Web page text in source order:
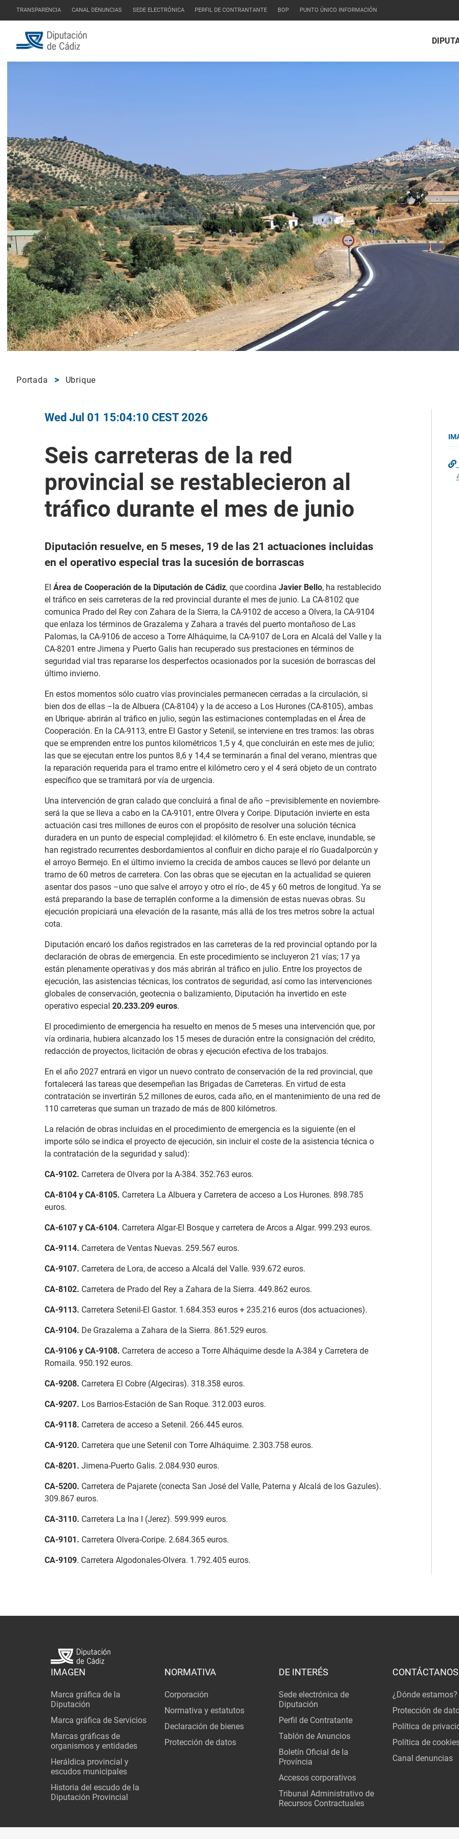
TRANSPARENCIA CANAL DENUNCIAS SEDE ELECTRÓNICA PERFIL DE CONTRANTANTE BOP PUNTO ÚNICO INFORMACIÓN
Portada Ubrique
Wed Jul 01 15:04:10 CEST 2026
Seis carreteras de la red
provincial se restablecieron al
tráfico durante el mes de junio
Diputación resuelve, en 5 meses, 19 de las 21 actuaciones incluidas
en el operativo especial tras la sucesión de borrascas
El Área de Cooperación de la Diputación de Cádiz, que coordina Javier Bello, ha restablecido
el tráfico en seis carreteras de la red provincial durante el mes de junio. La CA-8102 que
comunica Prado del Rey con Zahara de la Sierra, la CA-9102 de acceso a Olvera, la CA-9104
que enlaza los términos de Grazalema y Zahara a través del puerto montañoso de Las
Palomas, la CA-9106 de acceso a Torre Alháquime, la CA-9107 de Lora en Alcalá del Valle y la
CA-8201 entre Jimena y Puerto Galis han recuperado sus prestaciones en términos de
seguridad vial tras repararse los desperfectos ocasionados por la sucesión de borrascas del
último invierno.
En estos momentos sólo cuatro vías provinciales permanecen cerradas a la circulación, si
bien dos de ellas –la de Albuera (CA-8104) y la de acceso a Los Hurones (CA-8105), ambas
en Ubrique- abrirán al tráfico en julio, según las estimaciones contempladas en el Área de
Cooperación. En la CA-9113, entre El Gastor y Setenil, se interviene en tres tramos: las obras
que se emprenden entre los puntos kilométricos 1,5 y 4, que concluirán en este mes de julio;
las que se ejecutan entre los puntos 8,6 y 14,4 se terminarán a final del verano, mientras que
la reparación requerida para el tramo entre el kilómetro cero y el 4 será objeto de un contrato
específico que se tramitará por vía de urgencia.
Una intervención de gran calado que concluirá a final de año –previsiblemente en noviembre-
será la que se lleva a cabo en la CA-9101, entre Olvera y Coripe. Diputación invierte en esta
actuación casi tres millones de euros con el propósito de resolver una solución técnica
duradera en un punto de especial complejidad: el kilómetro 6. En este enclave, inundable, se
han registrado recurrentes desbordamientos al confluir en dicho paraje el río Guadalporcún y
el arroyo Bermejo. En el último invierno la crecida de ambos cauces se llevó por delante un
tramo de 60 metros de carretera. Con las obras que se ejecutan en la actualidad se quieren
asentar dos pasos –uno que salve el arroyo y otro el río-, de 45 y 60 metros de longitud. Ya se
está preparando la base de terraplén conforme a la dimensión de estas nuevas obras. Su
ejecución propiciará una elevación de la rasante, más allá de los tres metros sobre la actual
cota.
Diputación encaró los daños registrados en las carreteras de la red provincial optando por la
declaración de obras de emergencia. En este procedimiento se incluyeron 21 vías; 17 ya
están plenamente operativas y dos más abrirán al tráfico en julio. Entre los proyectos de
ejecución, las asistencias técnicas, los contratos de seguridad, así como las intervenciones
globales de conservación, geotecnia o balizamiento, Diputación ha invertido en este
operativo especial 20.233.209 euros.
El procedimiento de emergencia ha resuelto en menos de 5 meses una intervención que, por
vía ordinaria, hubiera alcanzado los 15 meses de duración entre la consignación del crédito,
redacción de proyectos, licitación de obras y ejecución efectiva de los trabajos.
En el año 2027 entrará en vigor un nuevo contrato de conservación de la red provincial, que
fortalecerá las tareas que desempeñan las Brigadas de Carreteras. En virtud de esta
contratación se invertirán 5,2 millones de euros, cada año, en el mantenimiento de una red de
110 carreteras que suman un trazado de más de 800 kilómetros.
La relación de obras incluidas en el procedimiento de emergencia es la siguiente (en el
importe sólo se indica el proyecto de ejecución, sin incluir el coste de la asistencia técnica o
la contratación de la seguridad y salud):
CA-9102. Carretera de Olvera por la A-384. 352.763 euros.
CA-8104 y CA-8105. Carretera La Albuera y Carretera de acceso a Los Hurones. 898.785
euros.
CA-6107 y CA-6104. Carretera Algar-El Bosque y carretera de Arcos a Algar. 999.293 euros.
CA-9114. Carretera de Ventas Nuevas. 259.567 euros.
CA-9107. Carretera de Lora, de acceso a Alcalá del Valle. 939.672 euros.
CA-8102. Carretera de Prado del Rey a Zahara de la Sierra. 449.862 euros.
CA-9113. Carretera Setenil-El Gastor. 1.684.353 euros + 235.216 euros (dos actuaciones).
CA-9104. De Grazalema a Zahara de la Sierra. 861.529 euros.
CA-9106 y CA-9108. Carretera de acceso a Torre Alháquime desde la A-384 y Carretera de
Romaila. 950.192 euros.
CA-9208. Carretera El Cobre (Algeciras). 318.358 euros.
CA-9207. Los Barrios-Estación de San Roque. 312.003 euros.
CA-9118. Carretera de acceso a Setenil. 266.445 euros.
CA-9120. Carretera que une Setenil con Torre Alháquime. 2.303.758 euros.
CA-8201. Jimena-Puerto Galis. 2.084.930 euros.
CA-5200. Carretera de Pajarete (conecta San José del Valle, Paterna y Alcalá de los Gazules).
309.867 euros.
CA-3110. Carretera La Ina I (Jerez). 599.999 euros.
CA-9101. Carretera Olvera-Coripe. 2.684.365 euros.
CA-9109. Carretera Algodonales-Olvera. 1.792.405 euros.
IMAGEN
Marca gráfica de la
Diputación
Marca gráfica de Servicios
Marcas gráficas de
organismos y entidades
Heráldica provincial y
escudos municipales
Historia del escudo de la
Diputación Provincial
NORMATIVA
Corporación
Normativa y estatutos
Declaración de bienes
Protección de datos
DE INTERÉS
Sede electrónica de
Diputación
Perfil de Contratante
Tablón de Anuncios
Boletín Oficial de la
Província
Accesos corporativos
Tribunal Administrativo de
Recursos Contractuales
CONTÁCTANOS
¿Dónde estamos?
Protección de
Política de
Política de
Canal denuncias